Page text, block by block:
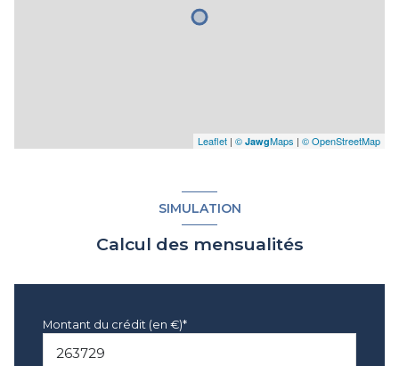
Leaflet | © JawgMaps | © OpenStreetMap
SIMULATION
Calcul des mensualités
Montant du crédit (en €)*